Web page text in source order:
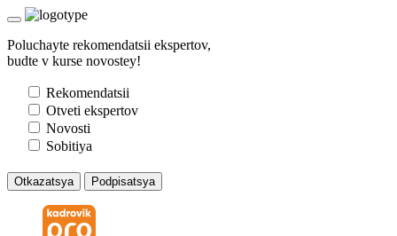
Poluchayte rekomendatsii ekspertov,
budte v kurse novostey!
Rekomendatsii
Otveti ekspertov
Novosti
Sobitiya
Otkazatsya Podpisatsya